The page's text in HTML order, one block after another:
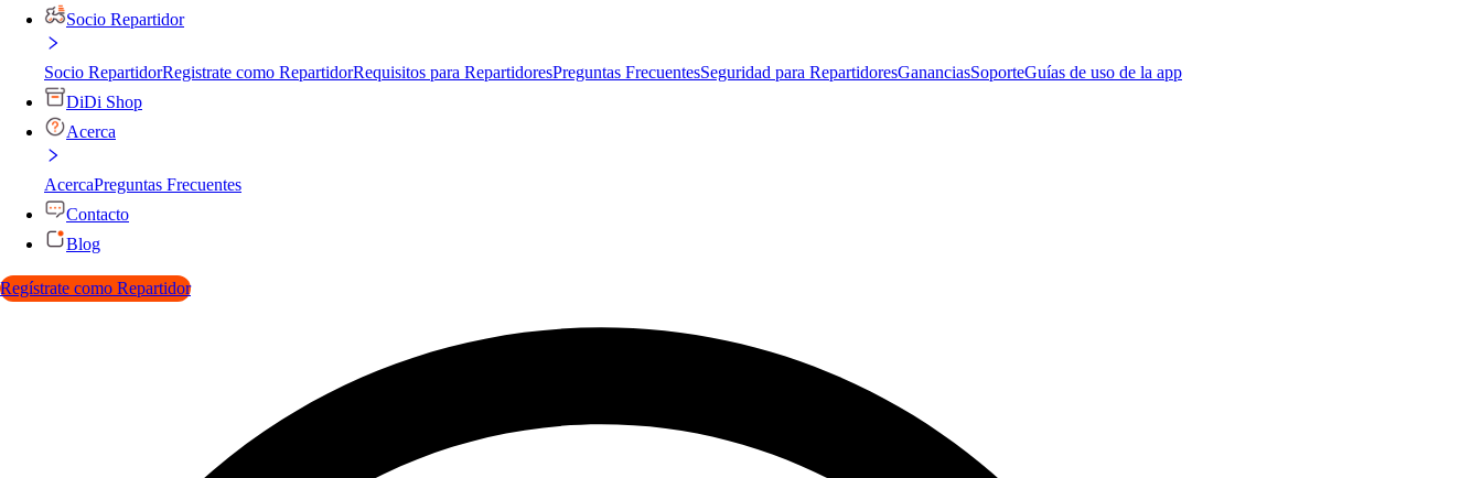
Socio Repartidor
Socio RepartidorRegistrate como RepartidorRequisitos para RepartidoresPreguntas FrecuentesSeguridad para RepartidoresGananciasSoporteGuías de uso de la app
DiDi Shop
Acerca
AcercaPreguntas Frecuentes
Contacto
Blog
Regístrate como Repartidor